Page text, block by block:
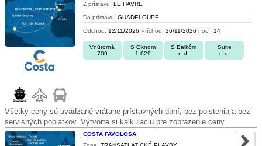
Z prístavu: LE HAVRE
Do prístavu: GUADELOUPE
Odchod: 12/11/2026 Príchod: 26/11/2026 nocí: 14
Vnútorná
709
S Oknom
1.029
S Balkóm
n.d.
Suite
n.d.
Všetky ceny sú uvádzané vrátane prístavných daní, bez poistenia a bez
servisných poplatkov. Vytvorte si kalkuláciu pre zobrazenie ceny.
COSTA FAVOLOSA